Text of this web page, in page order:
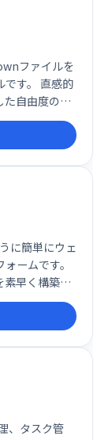
ファイルを
です。 直感的
た自由度の高
築が可能で
ど、様々な
力な機能で、
す。
に簡単にウェ
ームです。
素早く構築で
軽に利用可能
おすすめで
、タスク管